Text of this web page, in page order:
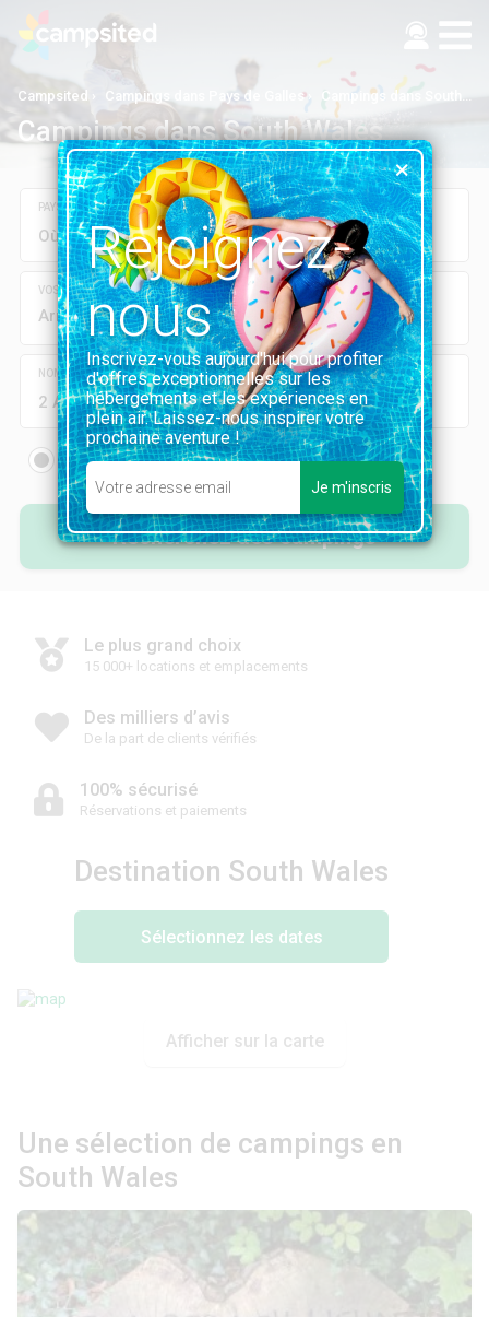
Campsited Campings dans Pays de Galles Campings dans South Wales
Campings dans South Wales
PAYS, RÉGION, DÉPARTEMENT, VILLE OU CAMPING
VOS DATES
Arrivée Départ
NOMBRE DE PERSONNES
2 Adultes 0 Enfants
Location
mobil-home, chalet...
Emplacement
Recherchez des campings
Le plus grand choix
15 000+ locations et emplacements
Des milliers d’avis
De la part de clients vérifiés
100% sécurisé
Réservations et paiements
Destination South Wales
Sélectionnez les dates
Afficher sur la carte
Une sélection de campings en
South Wales
Rejoignez-
nous
Inscrivez-vous aujourd'hui pour profiter
d'offres exceptionnelles sur les
hébergements et les expériences en
plein air. Laissez-nous inspirer votre
prochaine aventure !
Je m'inscris